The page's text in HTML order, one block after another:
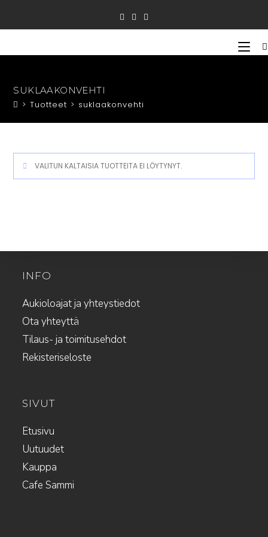
SUKLAAKONVEHTI
> Tuotteet > suklaakonvehti
VALITUN KALTAISIA TUOTTEITA EI LÖYTYNYT.
INFO
Aukioloajat ja yhteystiedot
Ota yhteyttä
Tilaus- ja toimitusehdot
Rekisteriseloste
SIVUT
Etusivu
Uutuudet
Kauppa
Cafe Sammi